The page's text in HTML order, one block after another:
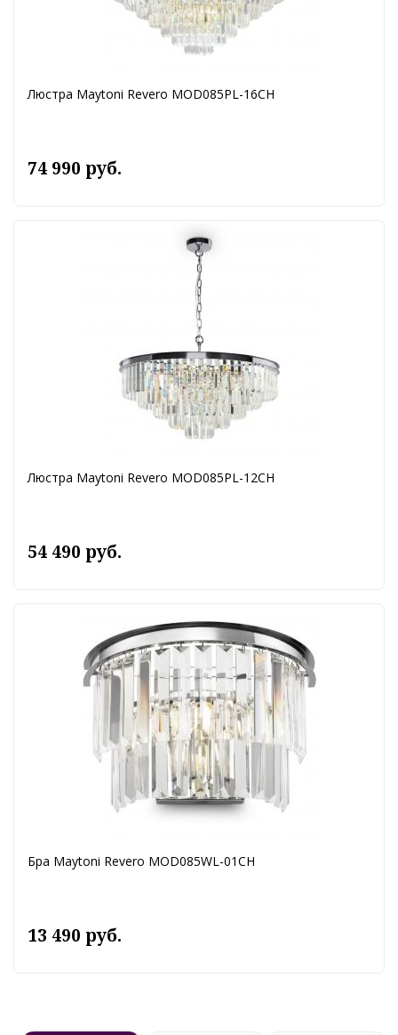
Люстра Maytoni Revero MOD085PL-16CH
74 990 руб.
Люстра Maytoni Revero MOD085PL-12CH
54 490 руб.
Бра Maytoni Revero MOD085WL-01CH
13 490 руб.